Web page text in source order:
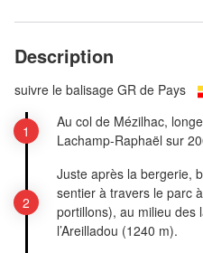
Description
suivre le balisage GR de Pays
Au col de Mézilhac,
Lachamp-Raphaël sur
Juste après la bergerie,
sentier à travers le parc
portillons), au milieu des
l’Areilladou (1240 m).